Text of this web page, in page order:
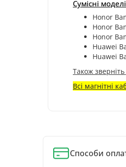
Сумісні
Honor
Honor
Honor
Huawei
Huawei
Також
Всі магнітні
Способи